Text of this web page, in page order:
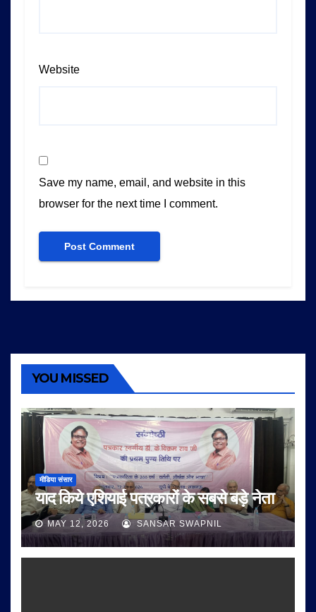
Website
Save my name, email, and website in this
browser for the next time I comment.
YOU MISSED
मीडिया संसार
याद किये एशियाई पत्रकारों के सबसे बड़े नेता
MAY 12, 2026 SANSAR SWAPNIL